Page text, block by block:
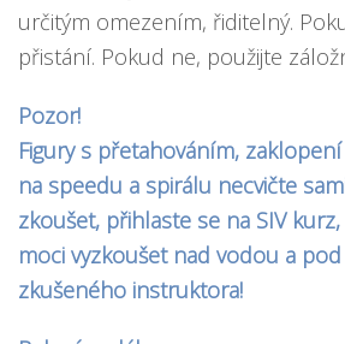
určitým omezením, řiditelný.
přistání. Pokud ne, použijte
Pozor!
Figury s přetahováním,
na speedu a spirálu necvičte
zkoušet, přihlaste se na SIV
moci vyzkoušet nad vodou a
zkušeného instruktora!